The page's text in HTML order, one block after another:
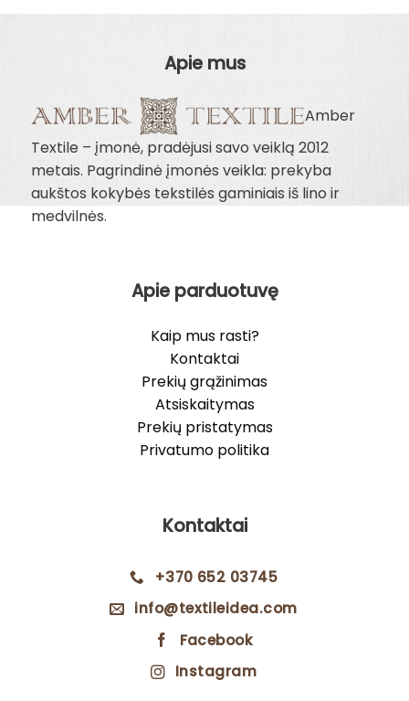
Apie mus
Amber
Textile – įmonė, pradėjusi savo veiklą 2012
metais. Pagrindinė įmonės veikla: prekyba
aukštos kokybės tekstilės gaminiais iš lino ir
medvilnės.
Apie parduotuvę
Kaip mus rasti?
Kontaktai
Prekių grąžinimas
Atsiskaitymas
Prekių pristatymas
Privatumo politika
Kontaktai
+370 652 03745
info@textileidea.com
Facebook
Instagram